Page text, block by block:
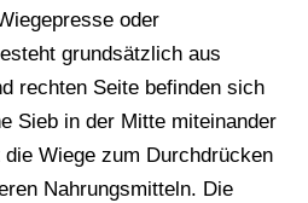
oder
grundsätzlich aus
rechten Seite befinden sich
Sieb in der Mitte miteinander
Wiege zum Durchdrücken
Nahrungsmitteln. Die